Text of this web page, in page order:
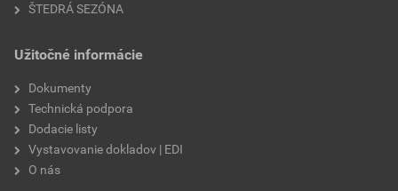
ŠTEDRÁ SEZÓNA
Užitočné informácie
Dokumenty
Technická podpora
Dodacie listy
Vystavovanie dokladov | EDI
O nás